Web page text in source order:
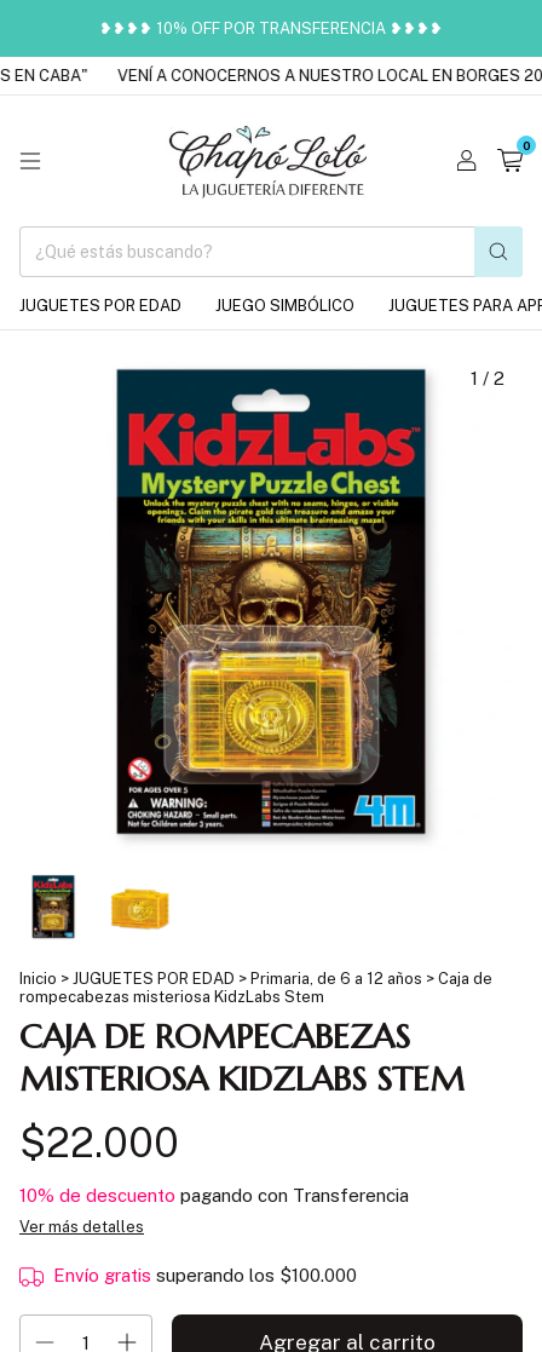
❥❥❥❥ 10% OFF POR TRANSFERENCIA ❥❥❥❥
CABA" VENÍ A CONOCERNOS A NUESTRO LOCAL EN BORGES
0
JUGUETES POR EDAD JUEGO SIMBÓLICO JUGUETES PARA
1 / 2
Inicio > JUGUETES POR EDAD > Primaria, de 6 a 12 años > Caja de
rompecabezas misteriosa KidzLabs Stem
CAJA DE ROMPECABEZAS
MISTERIOSA KIDZLABS STEM
$22.000
10% de descuento pagando con Transferencia
Ver más detalles
Envío gratis superando los $100.000